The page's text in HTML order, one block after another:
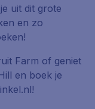
uit dit grote
en zo
Farm of geniet
en boek je